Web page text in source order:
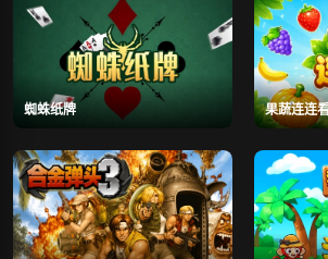
蜘蛛纸牌 果蔬连连